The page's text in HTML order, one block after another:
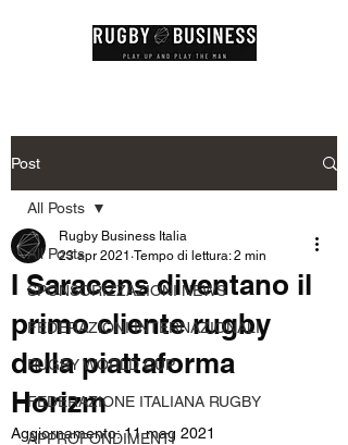
Post
All Posts
SPONSORIZZAZIONI NEWS
FEDERAZIONI INTERNAZIONALI
RUGBY WORLD CUP
FEDERAZIONE ITALIANA RUGBY
APPROFONDIMENTI
All Posts
I Saracens diventano il
primo cliente rugby
della piattaforma
Horizm
Rugby Business Italia
23 apr 2021 Tempo di lettura: 2 min
Aggiornamento:11 mag 2021